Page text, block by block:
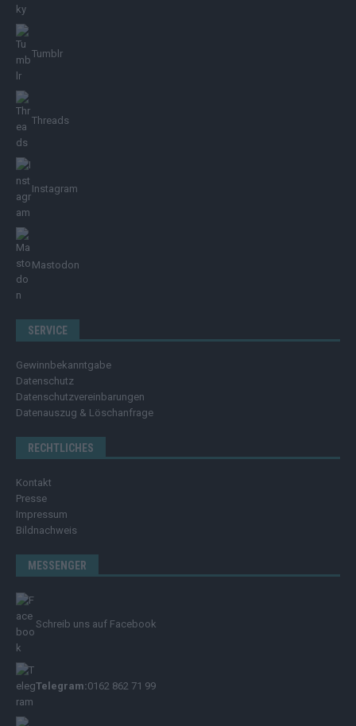
Tumblr
Threads
Instagram
Mastodon
SERVICE
Gewinnbekanntgabe
Datenschutz
Datenschutzvereinbarungen
Datenauszug & Löschanfrage
RECHTLICHES
Kontakt
Presse
Impressum
Bildnachweis
MESSENGER
Schreib uns auf Facebook
Telegram:0162 862 71 99